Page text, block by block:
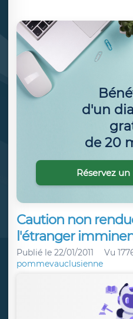
Caution non
l'étranger
Publié le 22/01/2011 Vu
pommevauclusienne
d'un
de 20
Réservez